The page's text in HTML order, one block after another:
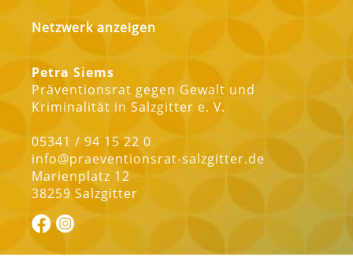
Netzwerk anzeigen
Petra Siems
Präventionsrat gegen Gewalt und
Kriminalität in Salzgitter e. V.
05341 / 94 15 22 0
info@praeventionsrat-salzgitter.de
Marienplatz 12
38259 Salzgitter